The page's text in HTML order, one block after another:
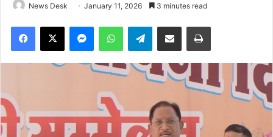
News Desk January 11, 2026 3 minutes read
Facebook
X MessengerWhatsAppTelegramShare via Email Print